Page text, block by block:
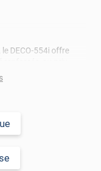
DECO-554i offre
de l’eau
et un film au top de
oubliez les